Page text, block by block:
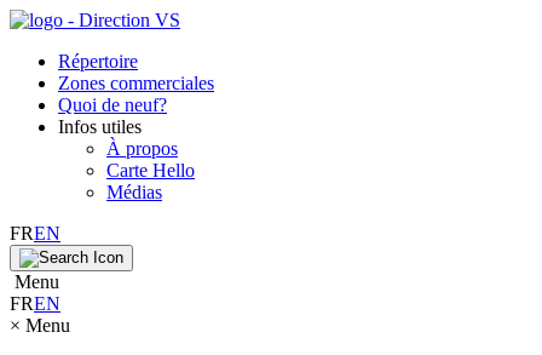
Répertoire
Zones commerciales
Quoi de neuf?
Infos utiles
À propos
Carte Hello
Médias
FREN
Menu
FREN
× Menu